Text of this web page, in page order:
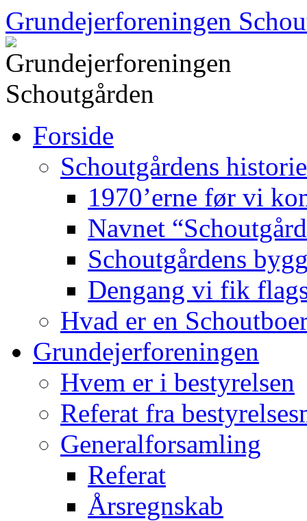
Hop
til
indhold
Grundejerforeningen
Forside
Schoutgårdens historie
1970’erne før vi
Navnet
Schoutgårdens
Dengang vi fik
Hvad er en
Grundejerforeningen
Hvem er i bestyrelsen
Referat fra
Generalforsamling
Referat
Årsregnskab